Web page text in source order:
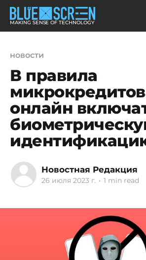
MAKING SENSE OF TECHNOLOGY
новости
В правила
онлайн
Новостная Редакция
26 июля 2023 г. • 1 min read